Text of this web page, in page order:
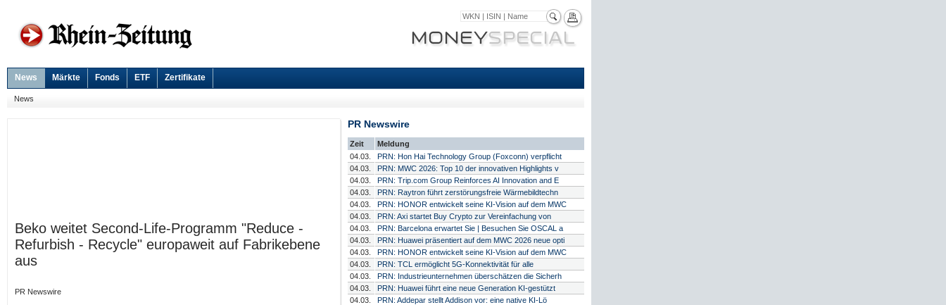
News Märkte Fonds ETF Zertifikate
News
Beko weitet Second-Life-Programm "Reduce -
Refurbish - Recycle" europaweit auf Fabrikebene
aus
PR Newswire
PR Newswire
Zeit
Meldung
04.03.
PRN: Hon Hai Technology Group (Foxconn) verpflicht
04.03.
PRN: MWC 2026: Top 10 der innovativen Highlights v
04.03.
PRN: Trip.com Group Reinforces AI Innovation and E
04.03.
PRN: Raytron führt zerstörungsfreie Wärmebildtechn
04.03.
PRN: HONOR entwickelt seine KI-Vision auf dem MWC
04.03.
PRN: Axi startet Buy Crypto zur Vereinfachung von
04.03.
PRN: Barcelona erwartet Sie | Besuchen Sie OSCAL a
04.03.
PRN: Huawei präsentiert auf dem MWC 2026 neue opti
04.03.
PRN: HONOR entwickelt seine KI-Vision auf dem MWC
04.03.
PRN: TCL ermöglicht 5G-Konnektivität für alle
04.03.
PRN: Industrieunternehmen überschätzen die Sicherh
04.03.
PRN: Huawei führt eine neue Generation KI-gestützt
04.03.
PRN: Addepar stellt Addison vor: eine native KI-Lö